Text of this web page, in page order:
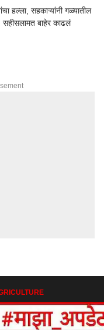
हल्ला, सहकाऱ्यांनी गळ्यातील
बाहेर काढलं